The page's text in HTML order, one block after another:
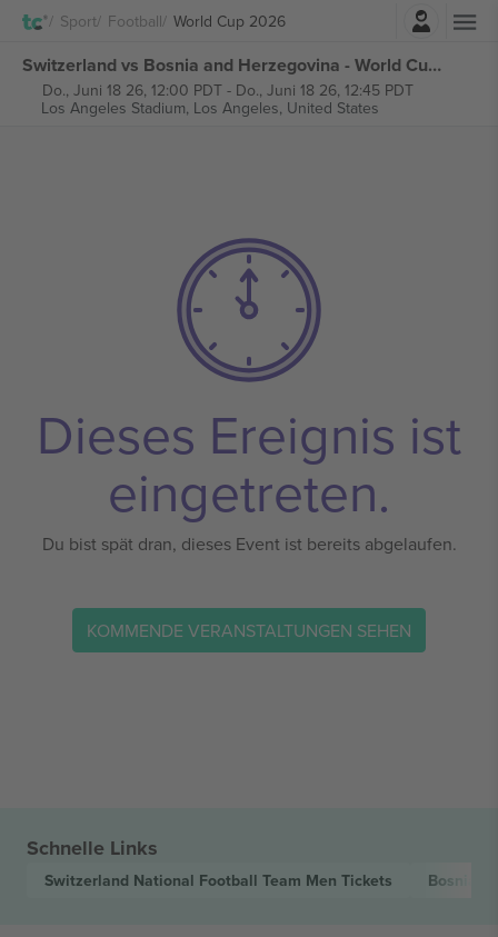
Sport Football World Cup 2026Einloggen
Switzerland vs Bosnia and Herzegovina - World Cup 2026 - M26 Group B tickets
Do., Juni 18 26, 12:00 PDT- Do., Juni 18 26, 12:45 PDT
Los Angeles Stadium, Los Angeles, United States
Dieses Ereignis ist
eingetreten.
Du bist spät dran, dieses Event ist bereits abgelaufen.
KOMMENDE VERANSTALTUNGEN SEHEN
Schnelle Links
Switzerland National Football Team Men Tickets Bosnia